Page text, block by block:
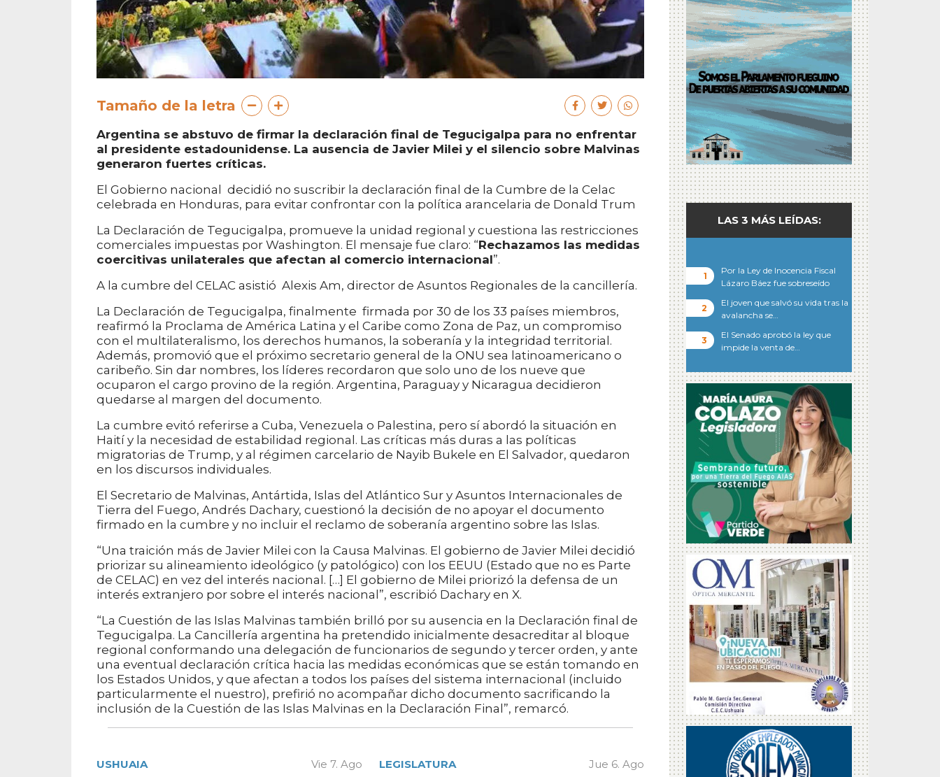
Tamaño de la letra
Argentina se abstuvo de firmar la declaración final de Tegucigalpa para no enfrentar
al presidente estadounidense. La ausencia de Javier Milei y el silencio sobre Malvinas
generaron fuertes críticas.
El Gobierno nacional decidió no suscribir la declaración final de la Cumbre de la Celac
celebrada en Honduras, para evitar confrontar con la política arancelaria de Donald Trum
La Declaración de Tegucigalpa, promueve la unidad regional y cuestiona las restricciones
comerciales impuestas por Washington. El mensaje fue claro: “Rechazamos las medidas
coercitivas unilaterales que afectan al comercio internacional”.
A la cumbre del CELAC asistió Alexis Am, director de Asuntos Regionales de la cancillería.
La Declaración de Tegucigalpa, finalmente firmada por 30 de los 33 países miembros,
reafirmó la Proclama de América Latina y el Caribe como Zona de Paz, un compromiso
con el multilateralismo, los derechos humanos, la soberanía y la integridad territorial.
Además, promovió que el próximo secretario general de la ONU sea latinoamericano o
caribeño. Sin dar nombres, los líderes recordaron que solo uno de los nueve que
ocuparon el cargo provino de la región. Argentina, Paraguay y Nicaragua decidieron
quedarse al margen del documento.
La cumbre evitó referirse a Cuba, Venezuela o Palestina, pero sí abordó la situación en
Haití y la necesidad de estabilidad regional. Las críticas más duras a las políticas
migratorias de Trump, y al régimen carcelario de Nayib Bukele en El Salvador, quedaron
en los discursos individuales.
El Secretario de Malvinas, Antártida, Islas del Atlántico Sur y Asuntos Internacionales de
Tierra del Fuego, Andrés Dachary, cuestionó la decisión de no apoyar el documento
firmado en la cumbre y no incluir el reclamo de soberanía argentino sobre las Islas.
“Una traición más de Javier Milei con la Causa Malvinas. El gobierno de Javier Milei decidió
priorizar su alineamiento ideológico (y patológico) con los EEUU (Estado que no es Parte
de CELAC) en vez del interés nacional. […] El gobierno de Milei priorizó la defensa de un
interés extranjero por sobre el interés nacional”, escribió Dachary en X.
“La Cuestión de las Islas Malvinas también brilló por su ausencia en la Declaración final de
Tegucigalpa. La Cancillería argentina ha pretendido inicialmente desacreditar al bloque
regional conformando una delegación de funcionarios de segundo y tercer orden, y ante
una eventual declaración crítica hacia las medidas económicas que se están tomando en
los Estados Unidos, y que afectan a todos los países del sistema internacional (incluido
particularmente el nuestro), prefirió no acompañar dicho documento sacrificando la
inclusión de la Cuestión de las Islas Malvinas en la Declaración Final”, remarcó.
USHUAIA Vie 7. Ago LEGISLATURA Jue 6. Ago
LAS 3 MÁS LEÍDAS:
Por la Ley de Inocencia Fiscal
Lázaro Báez fue sobreseído
El joven que salvó su vida tras la
avalancha se…
El Senado aprobó la ley que
impide la venta de…